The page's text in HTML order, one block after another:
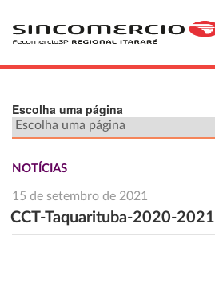
Escolha uma página
NOTÍCIAS
15 de setembro de 2021
CCT-Taquarituba-2020-2021